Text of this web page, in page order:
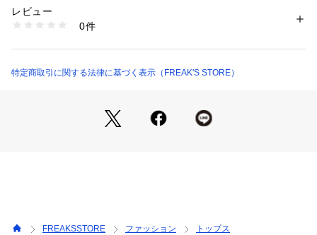
ネートのアクセントに
●程よくゆとりのあるボックスシルエットで、身体のラインを
るＴシャツ
洗濯：洗濯機洗い可能、漂白不可、タンブル乾燥不可、自然乾燥、アイロ
ン仕上げ可能、ドライクリーニング不可、ウエットクリーニング可能
商品番号：3560000050987 （モール）
レビュー
0件
特定商取引に関する法律に基づく表示（FREAK'S STORE）
FREAKSSTORE ファッション
トップス